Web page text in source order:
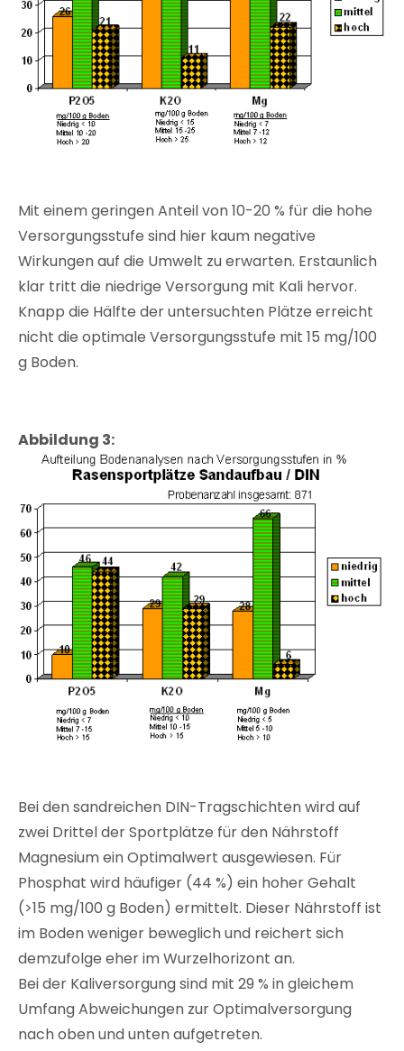
Mit einem geringen Anteil von 10-20 % für die hohe
Versorgungsstufe sind hier kaum negative
Wirkungen auf die Umwelt zu erwarten. Erstaunlich
klar tritt die niedrige Versorgung mit Kali hervor.
Knapp die Hälfte der untersuchten Plätze erreicht
nicht die optimale Versorgungsstufe mit 15 mg/100
g Boden.
Abbildung 3:
Bei den sandreichen DIN-Tragschichten wird auf
zwei Drittel der Sportplätze für den Nährstoff
Magnesium ein Optimalwert ausgewiesen. Für
Phosphat wird häufiger (44 %) ein hoher Gehalt
(>15 mg/100 g Boden) ermittelt. Dieser Nährstoff ist
im Boden weniger beweglich und reichert sich
demzufolge eher im Wurzelhorizont an.
Bei der Kaliversorgung sind mit 29 % in gleichem
Umfang Abweichungen zur Optimalversorgung
nach oben und unten aufgetreten.